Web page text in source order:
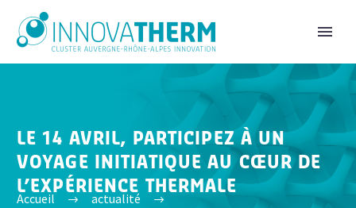
LE 14 AVRIL, PARTICIPEZ À UN
VOYAGE INITIATIQUE AU CŒUR DE
L’EXPÉRIENCE THERMALE
Accueil
actualité